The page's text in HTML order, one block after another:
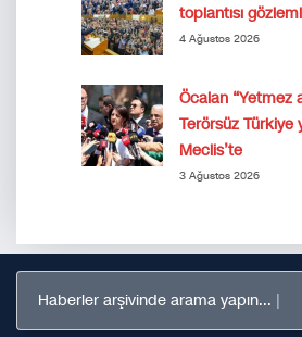
toplantısı
4 Ağustos 2026
Öcalan “Yetmez
Terörsüz Türkiye
Meclis’te
3 Ağustos 2026
Haberler arşivinde arama yapın...